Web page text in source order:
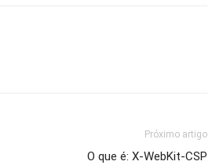
Próximo artigo
O que é: X-WebKit-CSP